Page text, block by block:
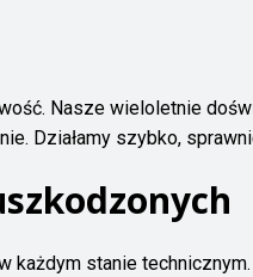
Nasze wieloletnie
Działamy szybko,
każdym stanie